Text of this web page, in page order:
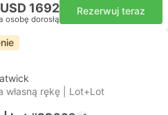
USD 1692
osobę dorosłą
Rezerwuj teraz
własną rękę | Lot+Lot